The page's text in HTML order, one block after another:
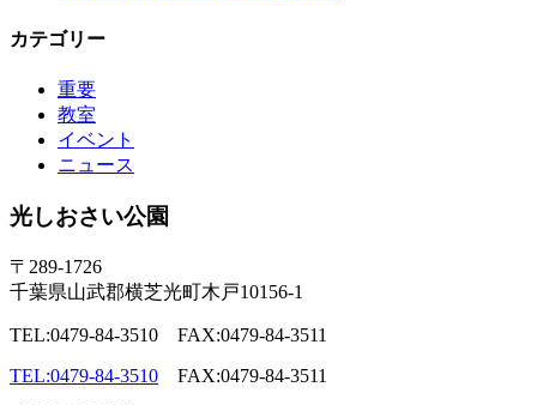
カテゴリー
重要
教室
イベント
ニュース
光しおさい公園
〒289-1726
千葉県山武郡横芝光町木戸10156-1
TEL:0479-84-3510 FAX:0479-84-3511
TEL:0479-84-3510 FAX:0479-84-3511